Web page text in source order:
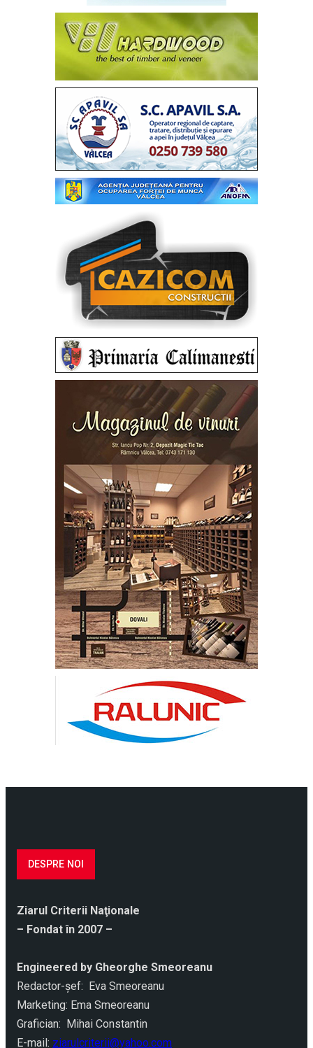
DESPRE NOI
Ziarul Criterii Naţionale
– Fondat în 2007 –
Engineered by Gheorghe Smeoreanu
Redactor-şef: Eva Smeoreanu
Marketing: Ema Smeoreanu
Grafician: Mihai Constantin
E-mail: ziarulcriterii@yahoo.com